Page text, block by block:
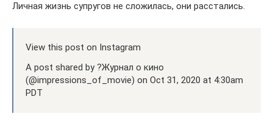
Личная жизнь супругов не сложилась, они расстались.
View this post on Instagram
A post shared by ?Журнал о кино
(@impressions_of_movie) on Oct 31, 2020 at 4:30am
PDT